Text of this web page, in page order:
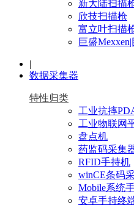
新大陆扫描
欣技扫描枪
富立叶扫描
巨盛
|
数据采集器
特性归类
工业抗摔
工业物联网
盘点机
药监码采集
RFID手持机
winCE条码
Mobile系统
安卓手持终